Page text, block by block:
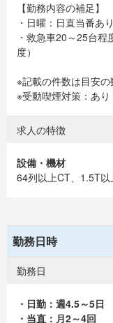
【勤務内容の補足】
・日曜：日直当番あ
・救急車20～25台
度）
※記載の件数は目安の
※受動喫煙対策：あり
求人の特徴
設備・機材
64列以上CT、1.5T以
勤務日時
勤務日
・日勤：週4.5～5日
・当直：月2～4回